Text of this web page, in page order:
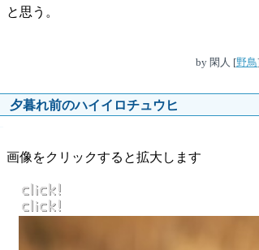
と思う。
by 閑人 [野鳥
夕暮れ前のハイイロチュウヒ
画像をクリックすると拡大します